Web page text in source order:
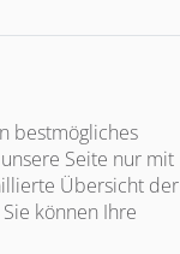
bestmögliches
Seite nur mit
Übersicht der
können Ihre